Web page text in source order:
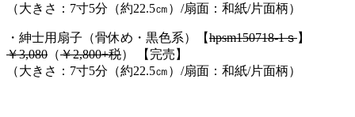
（大きさ：7寸5分（約22.5㎝）/扇面：和紙/片面柄）
・紳士用扇子（骨休め・黒色系）【hpsm150718-1ｓ】
￥3,080 （￥2,800+税） 【完売】
（大きさ：7寸5分（約22.5㎝）/扇面：和紙/片面柄）